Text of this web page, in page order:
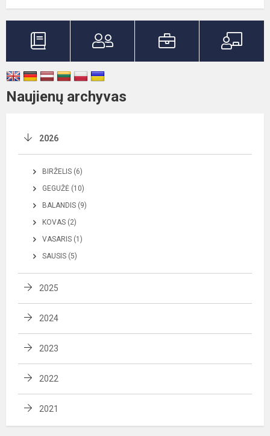
Naujienų archyvas
2026
BIRŽELIS (6)
GEGUŽĖ (10)
BALANDIS (9)
KOVAS (2)
VASARIS (1)
SAUSIS (5)
2025
2024
2023
2022
2021